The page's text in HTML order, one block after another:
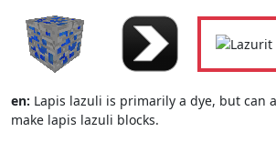
en: Lapis lazuli is primarily a dye, but can
make lapis lazuli blocks.